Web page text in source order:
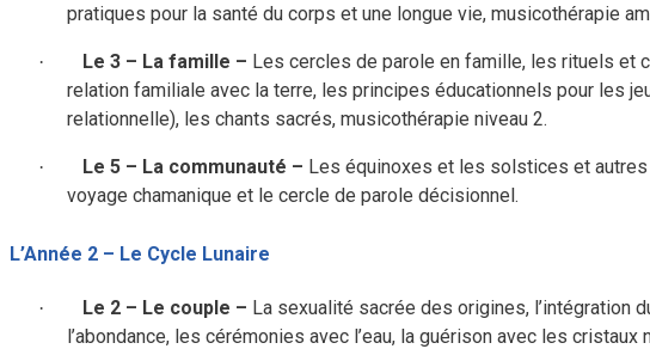
pratiques pour la santé du corps et une longue vie, musicothérapie
· Le 3 – La famille – Les cercles de parole en famille, les rituels et
relation familiale avec la terre, les principes éducationnels pour les
relationnelle), les chants sacrés, musicothérapie niveau 2.
· Le 5 – La communauté – Les équinoxes et les solstices et autres
voyage chamanique et le cercle de parole décisionnel.
L’Année 2 – Le Cycle Lunaire
· Le 2 – Le couple – La sexualité sacrée des origines, l’intégration
l’abondance, les cérémonies avec l’eau, la guérison avec les cristaux